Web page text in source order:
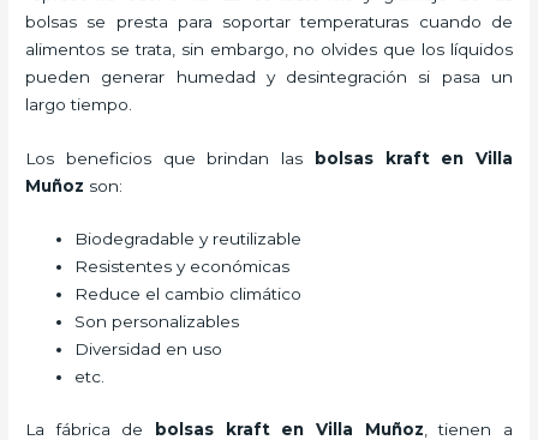
bolsas se presta para soportar temperaturas cuando de
alimentos se trata, sin embargo, no olvides que los líquidos
pueden generar humedad y desintegración si pasa un
largo tiempo.
Los beneficios que brindan las bolsas kraft en Villa
Muñoz son:
Biodegradable y reutilizable
Resistentes y económicas
Reduce el cambio climático
Son personalizables
Diversidad en uso
etc.
La fábrica de bolsas kraft en Villa Muñoz , tienen a